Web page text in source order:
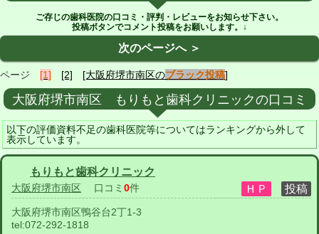
ご存じの歯科医院の口コミ・評判・レビューをお知らせ下さい。
投稿ボタンでコメント投稿をお願いします。↓
次のページへ ＞
ページ [1] [2] [大阪府堺市南区のブラック投稿]
大阪府堺市南区 もりもと歯科クリニックの口コミ
以下の評価資料不足の歯科医院等についてはランキングから外して
表示しています。
もりもと歯科クリニック
大阪府堺市南区 口コミ 0件
大阪府堺市南区鴨谷台2丁1-3
tel:072-292-1818